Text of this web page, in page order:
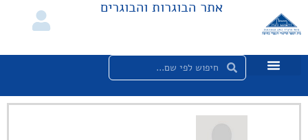
אתר הבוגרות והבוגרים